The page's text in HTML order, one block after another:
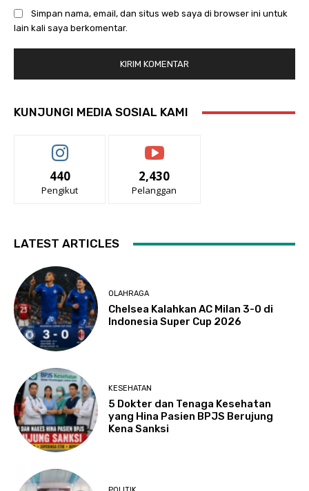
Simpan nama, email, dan situs web saya di browser ini untuk
lain kali saya berkomentar.
KUNJUNGI MEDIA SOSIAL KAMI
440
Pengikut
2,430
Pelanggan
LATEST ARTICLES
OLAHRAGA
Chelsea Kalahkan AC Milan 3-0 di
Indonesia Super Cup 2026
KESEHATAN
5 Dokter dan Tenaga Kesehatan
yang Hina Pasien BPJS Berujung
Kena Sanksi